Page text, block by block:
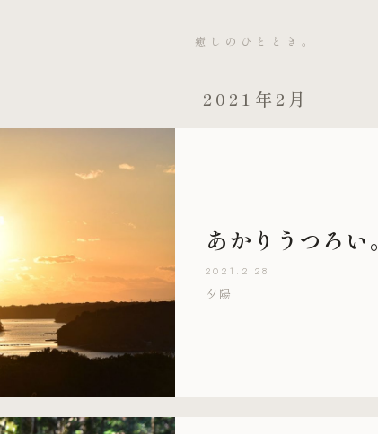
癒しのひととき。
2021年2月
あかりうつろい。
2021.2.28
夕陽